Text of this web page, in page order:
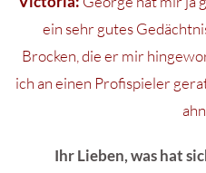
ein sehr gutes
Brocken, die er mir
ich an einen Profispieler
Ihr Lieben, was hat